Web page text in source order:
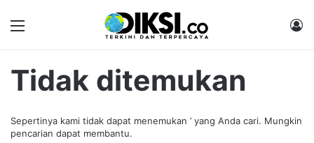
Tidak ditemukan
Sepertinya kami tidak dapat menemukan ’ yang Anda cari. Mungkin
pencarian dapat membantu.